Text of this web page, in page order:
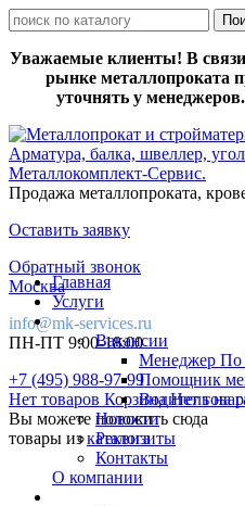
Уважаемые клиенты! В связи
рынке металлопроката
уточнять у
Продажа металлопроката,
Оставить заявку
Обратный звонок
Москва
info@mk-services.ru
ПН-ПТ 9:00-18:00
+7 (495) 988-97-99
Нет товаров КорзинаНет
Вы можете положить сюда
товары изкаталога
Главная
Услуги
Вакансии
Менеджер
Помощник
Водитель на
Новости
Реквизиты
Контакты
О компании